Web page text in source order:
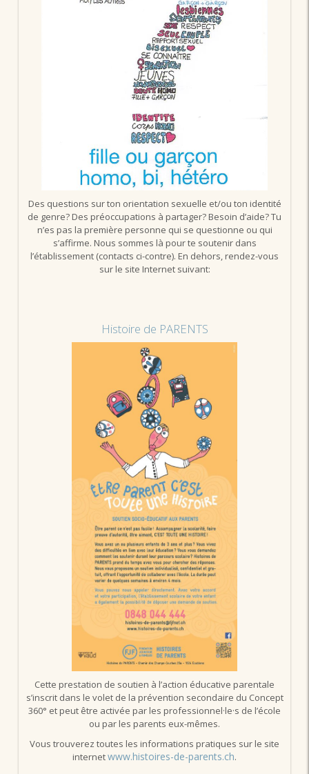
Des questions sur ton orientation sexuelle et/ou ton identité
de genre? Des préoccupations à partager? Besoin d’aide? Tu
n’es pas la première personne qui se questionne ou qui
s’affirme. Nous sommes là pour te soutenir dans
l’établissement (contacts ci-contre). En dehors, rendez-vous
sur le site Internet suivant:
Histoire de PARENTS
Cette prestation de soutien à l’action éducative parentale
s’inscrit dans le volet de la prévention secondaire du Concept
360° et peut être activée par les professionnel·le·s de l’école
ou par les parents eux-mêmes.
Vous trouverez toutes les informations pratiques sur le site
internetwww.histoires-de-parents.ch.